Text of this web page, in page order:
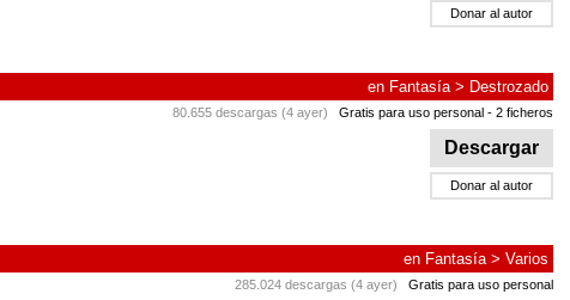
Donar al autor
en Fantasía> Destrozado
80.655 descargas (4 ayer) Gratis para uso personal - 2 ficheros
Descargar
Donar al autor
en Fantasía> Varios
285.024 descargas (4 ayer) Gratis para uso personal